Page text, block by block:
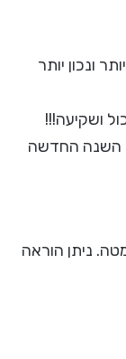
ונכון יותר
ושקיעה!!!
השנה החדשה
ניתן הוראה